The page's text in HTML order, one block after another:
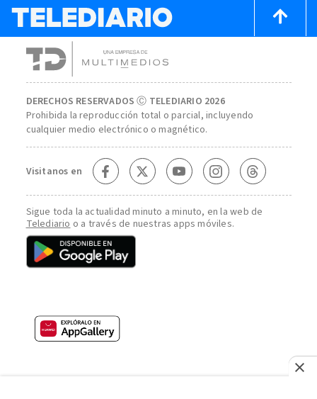
DERECHOS RESERVADOS Ⓒ TELEDIARIO 2026
Prohibida la reproducción total o parcial, incluyendo
cualquier medio electrónico o magnético.
Visitanos en
Sigue toda la actualidad minuto a minuto, en la web de
Telediarioo a través de nuestras apps móviles.